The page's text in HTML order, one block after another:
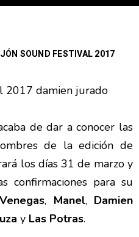
SOUND FESTIVAL 2017
de dar a conocer las
de la edición de
los días 31 de marzo y
confirmaciones para su
, Manel, Damien
y Las Potras.